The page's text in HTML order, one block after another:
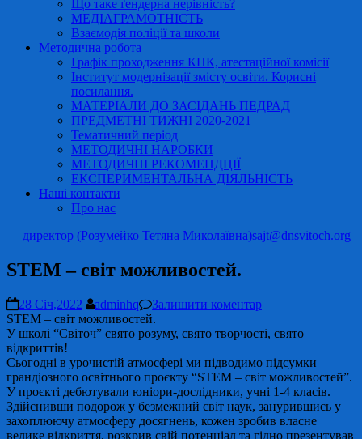
Що таке ґендерна нерівність?
МЕДІАГРАМОТНІСТЬ
Взаємодія поліції та школи
Методична робота
Графік проходження КПК, атестаційної комісії
Інститут модернізації змісту освіти. Корисні
посилання.
МАТЕРІАЛИ ДО ЗАСІДАНЬ ПЕДРАД
ПРЕДМЕТНІ ТИЖНІ 2020-2021
Тематичний період
МЕТОДИЧНІ НАРОБКИ
МЕТОДИЧНІ РЕКОМЕНДЦІЇ
ЕКСПЕРИМЕНТАЛЬНА ДІЯЛЬНІСТЬ
Наші контакти
Про нас
— директор (Розумейко Тетяна Миколаївна)sajt@dnsvitoch.org
STEM – світ можливостей.
28 Січ,2022 adminhq
Залишити коментар
STEM – світ можливостей.
У школі “Світоч” свято розуму, свято творчості, свято
відкриттів!
Сьогодні в урочистій атмосфері ми підводимо підсумки
грандіозного освітнього проєкту “STEM – світ можливостей”.
У проєкті дебютували юніори-дослідники, учні 1-4 класів.
Здійснивши подорож у безмежний світ наук, занурившись у
захоплюючу атмосферу досягнень, кожен зробив власне
велике відкриття, розкрив свій потенціал та гідно презентував